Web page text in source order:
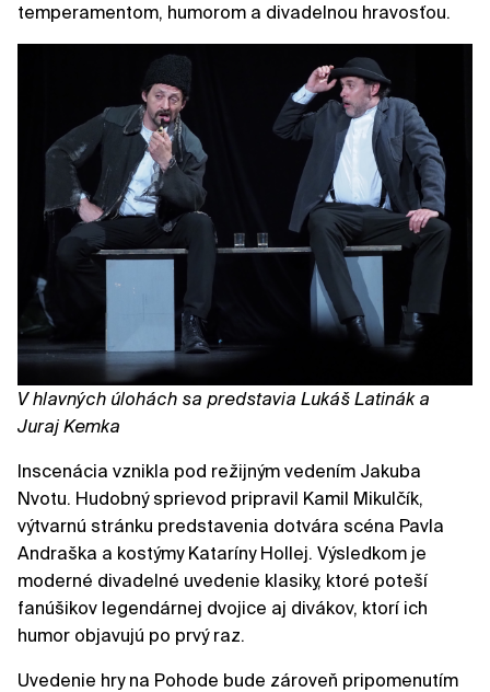
temperamentom, humorom a divadelnou hravosťou.
V hlavných úlohách sa predstavia Lukáš Latinák a
Juraj Kemka
Inscenácia vznikla pod režijným vedením Jakuba
Nvotu. Hudobný sprievod pripravil Kamil Mikulčík,
výtvarnú stránku predstavenia dotvára scéna Pavla
Andraška a kostýmy Kataríny Hollej. Výsledkom je
moderné divadelné uvedenie klasiky, ktoré poteší
fanúšikov legendárnej dvojice aj divákov, ktorí ich
humor objavujú po prvý raz.
Uvedenie hry na Pohode bude zároveň pripomenutím